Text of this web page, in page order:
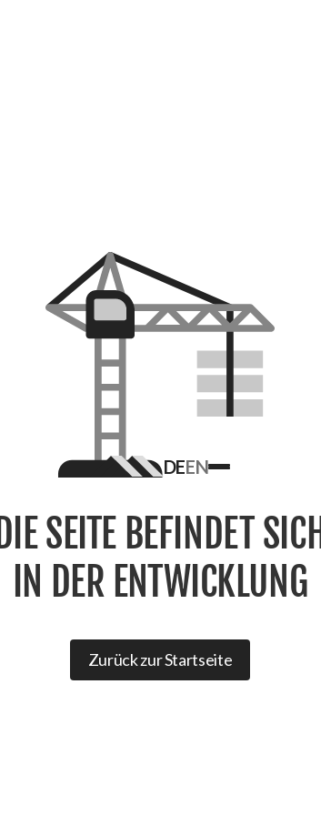
DIE SEITE BEFINDET SICH
IN DER ENTWICKLUNG
Zurück zur Startseite
DEEN